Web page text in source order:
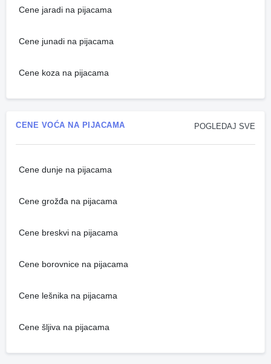
Cene jaradi na pijacama
Cene junadi na pijacama
Cene koza na pijacama
POGLEDAJ SVE
CENE VOĆA NA PIJACAMA
Cene dunje na pijacama
Cene grožđa na pijacama
Cene breskvi na pijacama
Cene borovnice na pijacama
Cene lešnika na pijacama
Cene šljiva na pijacama